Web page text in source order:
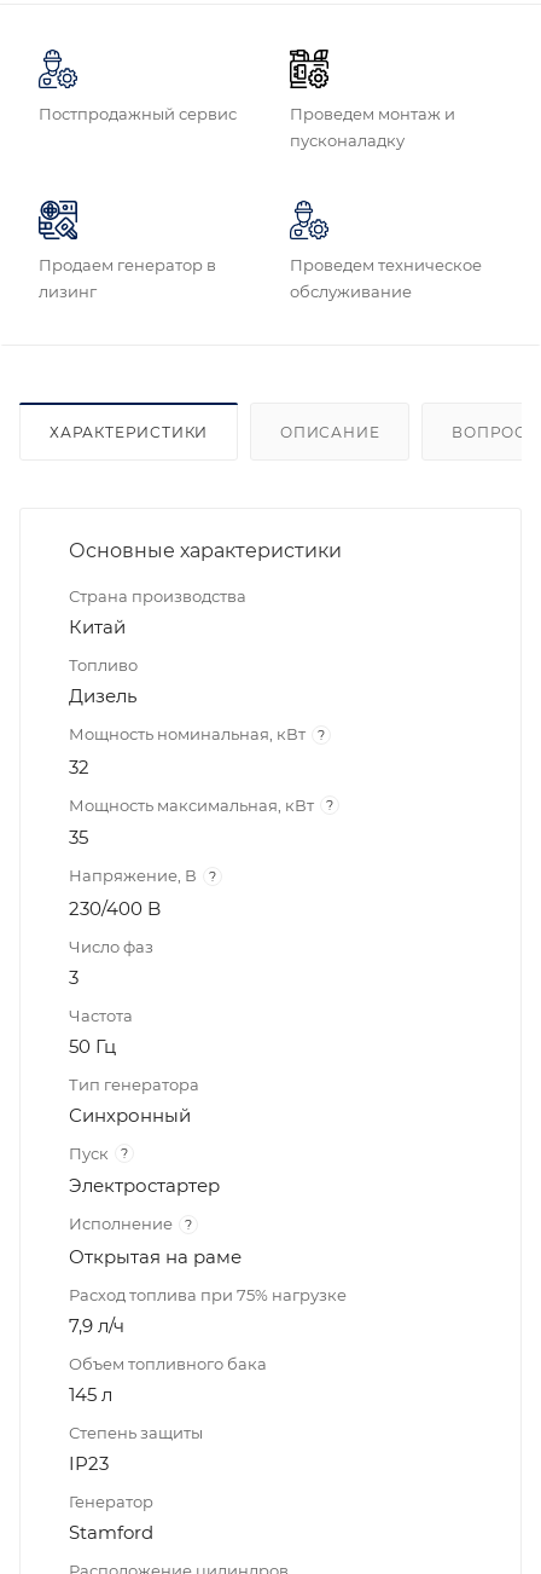
Постпродажный сервис
Проведем монтаж и
пусконаладку
Продаем генератор в
лизинг
Проведем техническое
обслуживание
ХАРАКТЕРИСТИКИ ОПИСАНИЕ
Основные характеристики
Страна производства
Китай
Топливо
Дизель
Мощность номинальная, кВт ?
32
Мощность максимальная, кВт ?
35
Напряжение, В ?
230/400 B
Число фаз
3
Частота
50 Гц
Тип генератора
Синхронный
Пуск ?
Электростартер
Исполнение ?
Открытая на раме
Расход топлива при 75% нагрузке
7,9 л/ч
Объем топливного бака
145 л
Степень защиты
IP23
Генератор
Stamford